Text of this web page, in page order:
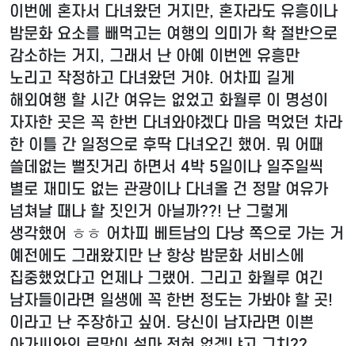
이번에 혼자서 다녀왔던 거지만, 혼자라도 유흥이나
밤문화 요소를 빼먹고는 여행의 의미가 확 절반으로
감소하는 거지, 그래서 난 아예 이번엔 유흥만
노리고 작정하고 다녀왔던 거야. 어차피 길게
해외여행 할 시간 여유는 없었고 화월루 이 명성이
자자한 곳은 꼭 한번 다녀와야겠다 마음 먹었던 차라
한 이틀 간 일정으로 후딱 다녀오긴 했어. 뭐 어때
쓸데없는 뻘짓거리 하면서 4박 5일이나 일주일씩
별로 재미도 없는 관광이나 다녀올 건 정말 여유가
넘쳐날 때나 할 짓인거 아닐까??! 난 그렇게
생각했어 ㅎㅎ 어차피 베트남의 다낭 쪽으로 가는 거
예전에도 그래왔지만 난 항상 밤문화 서비스에
집중했었다고 언제나 그랬어. 그리고 화월루 여긴
남자들이라면 일생에 꼭 한번 정도는 가봐야 할 곳!
이라고 난 주장하고 싶어. 당신이 남자라면 이쁜